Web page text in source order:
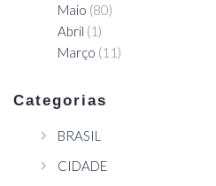
Maio (80)
Abril (1)
Março (11)
Categorias
BRASIL
CIDADE